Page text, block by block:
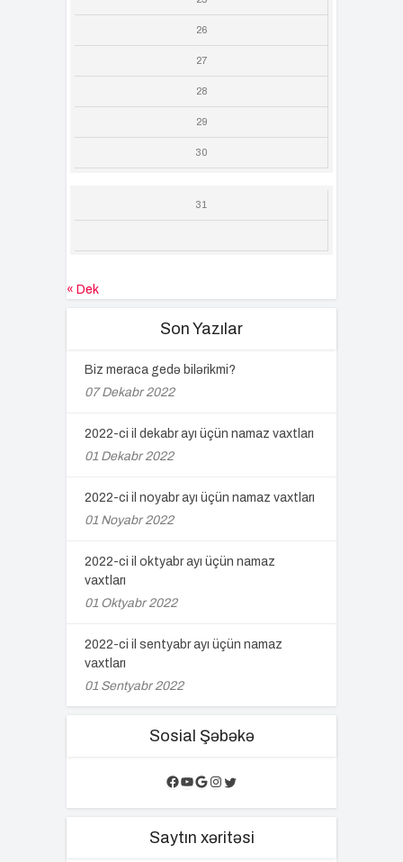
26
27
28
29
30
31
« Dek
Son Yazılar
Biz meraca gedə bilərikmi?
07 Dekabr 2022
2022-ci il dekabr ayı üçün namaz vaxtları
01 Dekabr 2022
2022-ci il noyabr ayı üçün namaz vaxtları
01 Noyabr 2022
2022-ci il oktyabr ayı üçün namaz
vaxtları
01 Oktyabr 2022
2022-ci il sentyabr ayı üçün namaz
vaxtları
01 Sentyabr 2022
Sosial Şəbəkə
Facebook
YouTube
Google
Instagram
Twitter
Saytın xəritəsi